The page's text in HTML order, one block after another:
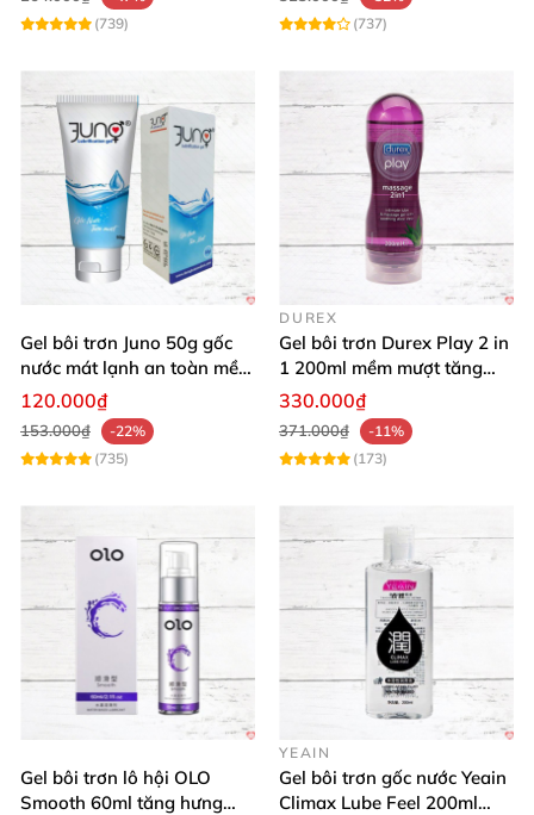
(739)
(737)
Gel bôi trơn Juno 50g gốc
nước mát lạnh an toàn mềm
mại
120.000₫
153.000₫
-22%
(735)
DUREX
Gel bôi trơn Durex Play 2 in
1 200ml mềm mượt tăng
khoái cảm
330.000₫
371.000₫
-11%
(173)
Gel bôi trơn lô hội OLO
Smooth 60ml tăng hưng
YEAIN
Gel bôi trơn gốc nước Yeain
Climax Lube Feel 200ml